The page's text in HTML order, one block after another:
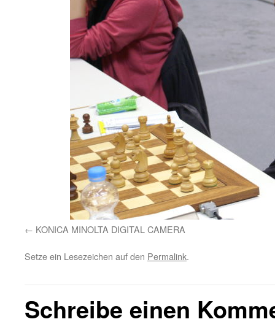
KONICA MINOLTA DIGITAL CAMERA
Setze ein Lesezeichen auf den Permalink.
Schreibe einen